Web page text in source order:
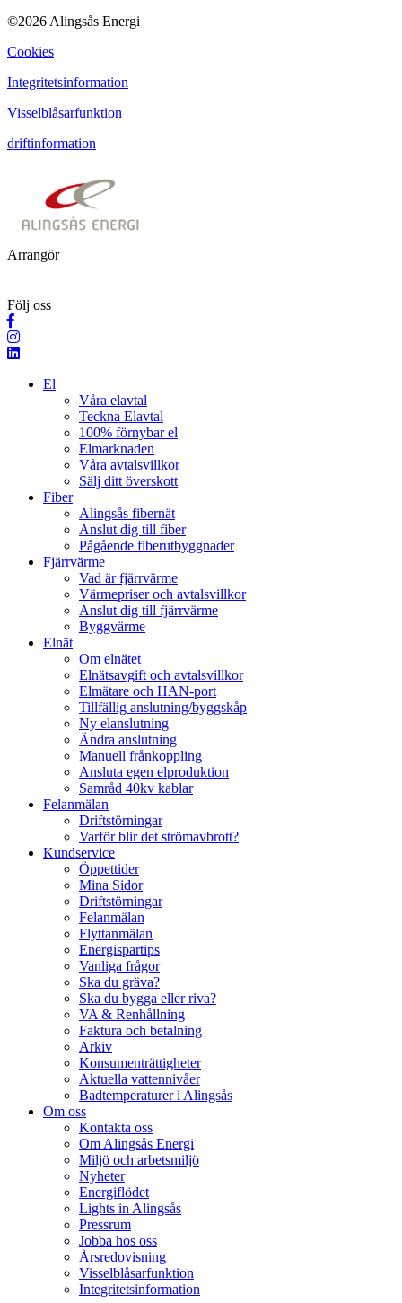
©2026 Alingsås Energi
Cookies
Integritetsinformation
Visselblåsarfunktion
driftinformation
Arrangör
Följ oss
El
Våra elavtal
Teckna Elavtal
100% förnybar el
Elmarknaden
Våra avtalsvillkor
Sälj ditt överskott
Fiber
Alingsås fibernät
Anslut dig till fiber
Pågående fiberutbyggnader
Fjärrvärme
Vad är fjärrvärme
Värmepriser och avtalsvillkor
Anslut dig till fjärrvärme
Byggvärme
Elnät
Om elnätet
Elnätsavgift och avtalsvillkor
Elmätare och HAN-port
Tillfällig anslutning/byggskåp
Ny elanslutning
Ändra anslutning
Manuell frånkoppling
Ansluta egen elproduktion
Samråd 40kv kablar
Felanmälan
Driftstörningar
Varför blir det strömavbrott?
Kundservice
Öppettider
Mina Sidor
Driftstörningar
Felanmälan
Flyttanmälan
Energispartips
Vanliga frågor
Ska du gräva?
Ska du bygga eller riva?
VA & Renhållning
Faktura och betalning
Arkiv
Konsumenträttigheter
Aktuella vattennivåer
Badtemperaturer i Alingsås
Om oss
Kontakta oss
Om Alingsås Energi
Miljö och arbetsmiljö
Nyheter
Energiflödet
Lights in Alingsås
Pressrum
Jobba hos oss
Årsredovisning
Visselblåsarfunktion
Integritetsinformation